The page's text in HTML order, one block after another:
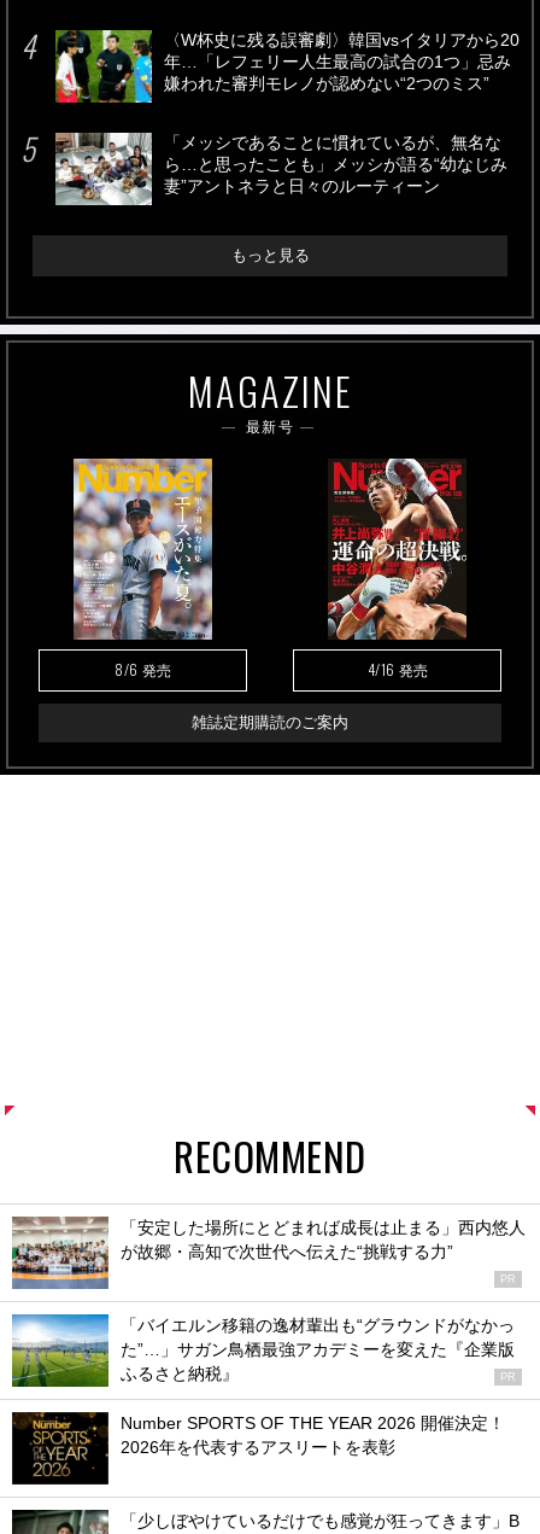
〈W杯史に残る誤審劇〉韓国vsイタリアから20
年…「レフェリー人生最高の試合の1つ」忌み
嫌われた審判モレノが認めない“2つのミス”
「メッシであることに慣れているが、無名な
ら…と思ったことも」メッシが語る“幼なじみ
妻”アントネラと日々のルーティーン
もっと見る
MAGAZINE
最新号
8/6 発売 4/16 発売
雑誌定期購読のご案内
RECOMMEND
「安定した場所にとどまれば成長は止まる」西内悠人
が故郷・高知で次世代へ伝えた“挑戦する力”
PR
「バイエルン移籍の逸材輩出も“グラウンドがなかっ
た”…」サガン鳥栖最強アカデミーを変えた『企業版
ふるさと納税』
PR
Number SPORTS OF THE YEAR 2026 開催決定！
2026年を代表するアスリートを表彰
「少しぼやけているだけでも感覚が狂ってきます」B